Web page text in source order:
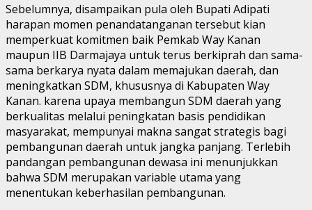
Sebelumnya, disampaikan pula oleh Bupati Adipati
harapan momen penandatanganan tersebut kian
memperkuat komitmen baik Pemkab Way Kanan
maupun IIB Darmajaya untuk terus berkiprah dan sama-
sama berkarya nyata dalam memajukan daerah, dan
meningkatkan SDM, khususnya di Kabupaten Way
Kanan. karena upaya membangun SDM daerah yang
berkualitas melalui peningkatan basis pendidikan
masyarakat, mempunyai makna sangat strategis bagi
pembangunan daerah untuk jangka panjang. Terlebih
pandangan pembangunan dewasa ini menunjukkan
bahwa SDM merupakan variable utama yang
menentukan keberhasilan pembangunan.